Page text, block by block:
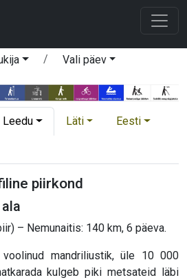
Vali päev
Leedu Läti Eesti
piirkond
– Nemunaitis: 140 km, 6 päeva.
mandriliustik, üle 10 000
kulgeb piki metsateid läbi